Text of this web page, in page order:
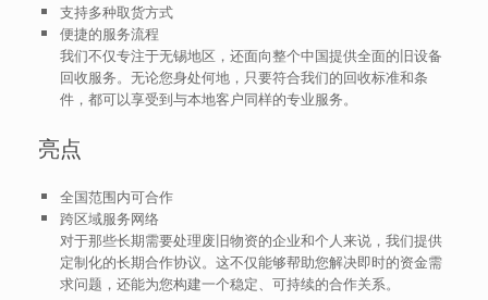
支持多种取货方式
便捷的服务流程
我们不仅专注于无锡地区，还面向整个中国提供全面的旧设备
回收服务。无论您身处何地，只要符合我们的回收标准和条
件，都可以享受到与本地客户同样的专业服务。
亮点
全国范围内可合作
跨区域服务网络
对于那些长期需要处理废旧物资的企业和个人来说，我们提供
定制化的长期合作协议。这不仅能够帮助您解决即时的资金需
求问题，还能为您构建一个稳定、可持续的合作关系。